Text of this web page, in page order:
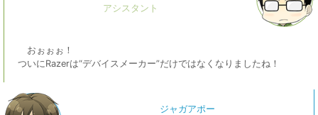
おぉぉぉ！
ついにRazerは“デバイスメーカー”だけではなくなりましたね！
ジャガアポー